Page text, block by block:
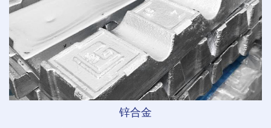
锌合金